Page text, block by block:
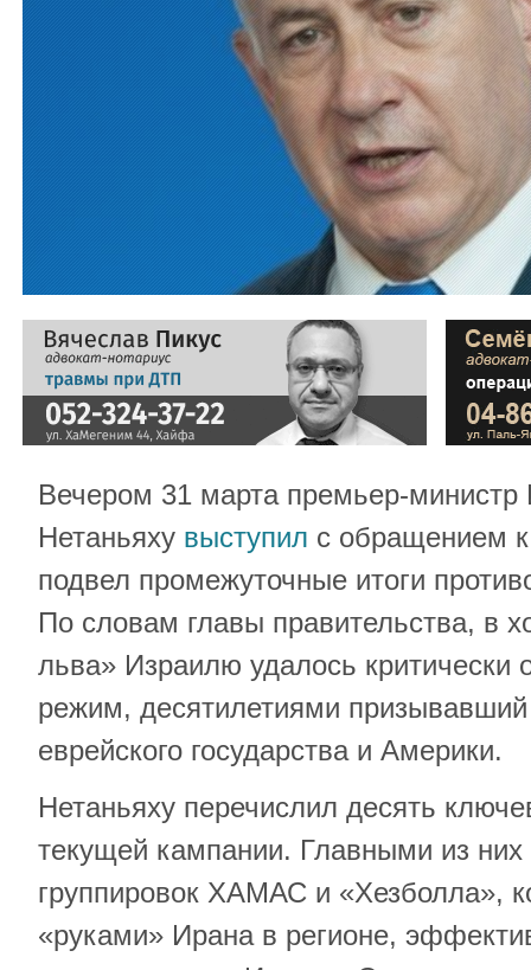
Вечером 31 марта премьер-министр
Нетаньяху выступил с обращением
подвел промежуточные итоги
По словам главы правительства, в
льва» Израилю удалось критически
режим, десятилетиями
еврейского государства и Америки.
Нетаньяху перечислил десять
текущей кампании. Главными из них
группировок ХАМАС и «Хезболла»,
«руками» Ирана в регионе,